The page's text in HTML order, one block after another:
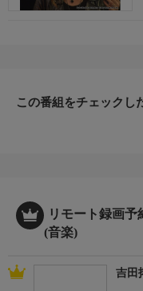
この番組をチェックし
リモート録画予
(音楽)
吉田